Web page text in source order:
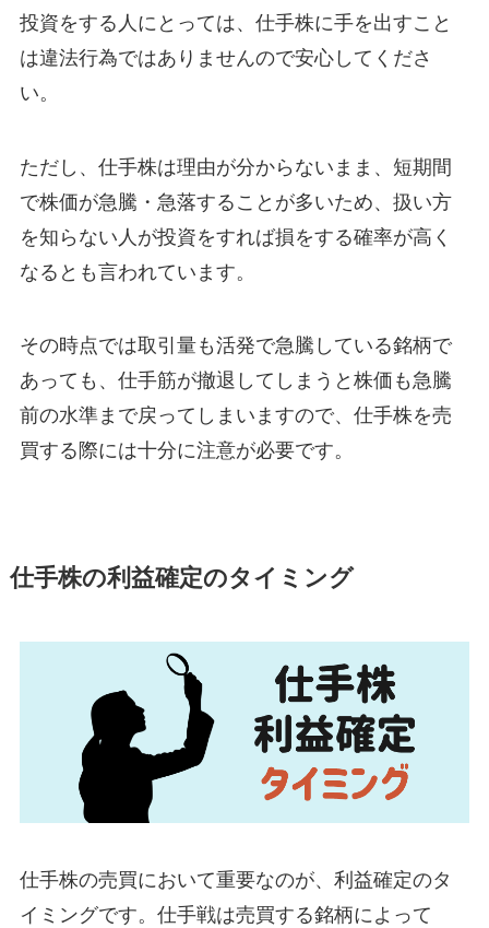
投資をする人にとっては、仕手株に手を出すこと
は違法行為ではありませんので安心してくださ
い。
ただし、仕手株は理由が分からないまま、短期間
で株価が急騰・急落することが多いため、扱い方
を知らない人が投資をすれば損をする確率が高く
なるとも言われています。
その時点では取引量も活発で急騰している銘柄で
あっても、仕手筋が撤退してしまうと株価も急騰
前の水準まで戻ってしまいますので、仕手株を売
買する際には十分に注意が必要です。
仕手株の利益確定のタイミング
仕手株の売買において重要なのが、利益確定のタ
イミングです。仕手戦は売買する銘柄によって